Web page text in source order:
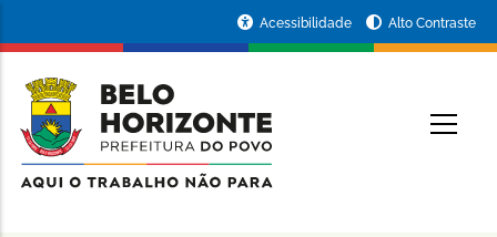
conteúdo
principal
da
Prefeitura
de
Acessibilidade Alto Contraste